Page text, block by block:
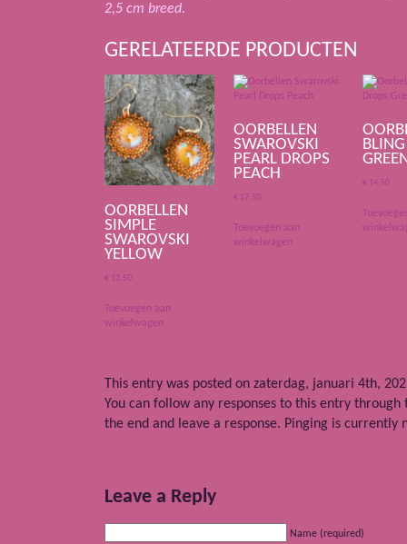
2,5 cm breed.
GERELATEERDE PRODUCTEN
OORBELLEN
SIMPLE
SWAROVSKI
YELLOW
€ 12,50
Toevoegen aan
winkelwagen
OORBELLEN
SWAROVSKI
PEARL DROPS
PEACH
€ 17,50
Toevoegen aan
winkelwagen
€ 14,50
This entry was posted on zaterdag, januari 4th,
You can follow any responses to this entry
the end and leave a response. Pinging is currently
Leave a Reply
Name (required)